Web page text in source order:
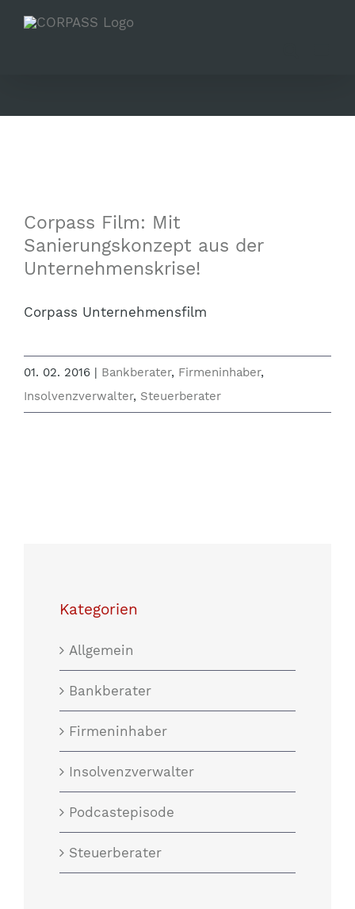
Corpass Film: Mit
Sanierungskonzept aus der
Unternehmenskrise!
Corpass Unternehmensfilm
01. 02. 2016 | Bankberater, Firmeninhaber,
Insolvenzverwalter, Steuerberater
Kategorien
Allgemein
Bankberater
Firmeninhaber
Insolvenzverwalter
Podcastepisode
Steuerberater